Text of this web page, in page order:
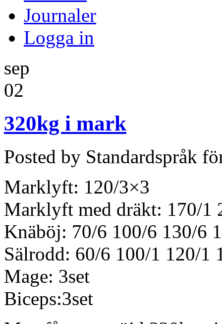
Journaler
Logga in
sep
02
320kg i mark
Posted by Standardspråk
Marklyft: 120/3×3
Marklyft med dräkt: 170/1
Knäböj: 70/6 100/6 130/6
Sälrodd: 60/6 100/1 120/1
Mage: 3set
Biceps:3set